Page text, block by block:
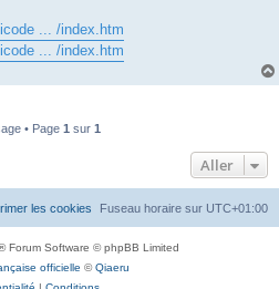
... /index.htm
... /index.htm
• Page 1 sur 1
Aller
Fuseau horaire sur UTC+01:00
les cookies
Forum Software © phpBB Limited
officielle ©Qiaeru